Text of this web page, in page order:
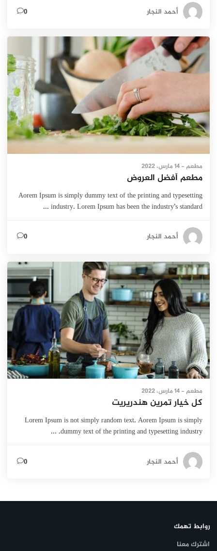
أحمد النجار 0
مطعم - 14 مارس، 2022
مطعم أفضل العروض
Aorem Ipsum is simply dummy text of the printing and typesetting
industry. Lorem Ipsum has been the industry’s standard ...
أحمد النجار 0
مطعم - 14 مارس، 2022
كل خيار تمرين هندريريت
Lorem Ipsum is not simply random text. Aorem Ipsum is simply
dummy text of the printing and typesetting industry. ...
أحمد النجار 0
روابط تهمك
اشترك معنا